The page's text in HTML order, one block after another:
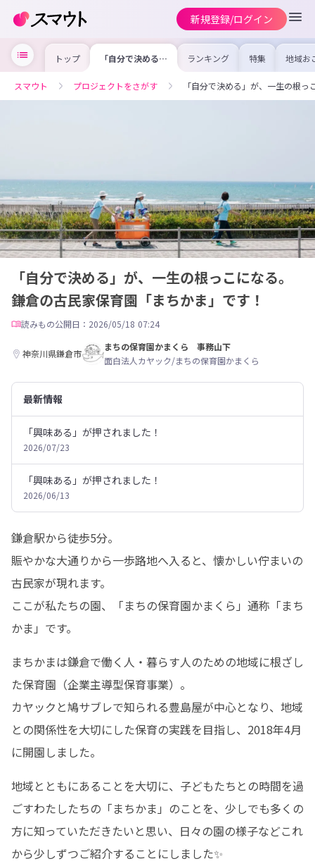
新規登録/ログイン
トップ 「自分で決める」
が、一生の根っこ
古民家保育園「ま
ちかま」です！
ランキング 特集 地域お
の求
を集め
事内容
を比較
合った
スマウト プロジェクトをさがす 「自分で決める」が、一生の根
「自分で決める」が、一生の根っこになる。
鎌倉の古民家保育園「まちかま」です！
読みもの公開日：2026/05/18 07:24
神奈川県鎌倉市
まちの保育園かまくら 事務山下
面白法人カヤック/まちの保育園かまくら
最新情報
「興味ある」が押されました！
2026/07/23
「興味ある」が押されました！
2026/06/13
鎌倉駅から徒歩5分。
賑やかな大通りから一歩路地へ入ると、懐かしい佇まいの
古民家が現れます。
ここが私たちの園、「まちの保育園かまくら」通称「まち
かま」です。
まちかまは鎌倉で働く人・暮らす人のための地域に根ざし
た保育園（企業主導型保育事業）。
カヤックと鳩サブレで知られる豊島屋が中心となり、地域
との関係性を大切にした保育の実践を目指し、2018年4月
に開園しました。
地域とともにあることを大切に、子どもたちとの時間を過
ごすわたしたちの「まちかま」のことを、少しでも多くの
方に知っていただきたいと思い、日々の園の様子などこれ
から少しずつご紹介することにしました✨